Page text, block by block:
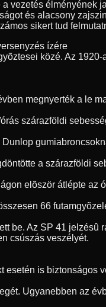
vezetés élményének
és alacsony
sikert tud
ízére
közé. Az
megnyerték a le
szárazföldi
a szárazföldi
elõször átlépte
66
be. Az SP 41
csúszás veszélyét.
is biztonságos
Ugyanebben az